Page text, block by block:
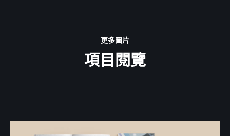
更多圖片
項目閱覽